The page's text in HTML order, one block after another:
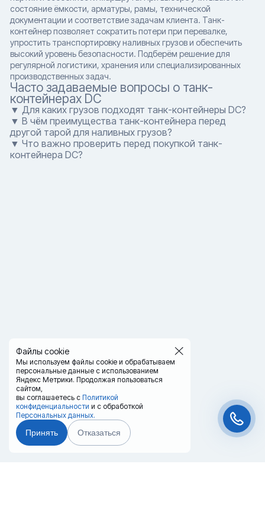
Файлы cookie
Мы используем файлы cookie и обрабатываем
персональные данные с использованием
Яндекс Метрики. Продолжая пользоваться
сайтом,
вы соглашаетесь с Политикой
конфиденциальности и с обработкой
Персональных данных.
Принять Отказаться
состояние ёмкости, арматуры, рамы, технической
документации и соответствие задачам клиента. Танк-
контейнер позволяет сократить потери при перевалке,
упростить транспортировку наливных грузов и обеспечить
высокий уровень безопасности. Подберём решение для
регулярной логистики, хранения или специализированных
производственных задач.
Часто задаваемые вопросы о танк-
контейнерах DC
▼ Для каких грузов подходят танк-контейнеры DC?
▼ В чём преимущества танк-контейнера перед
другой тарой для наливных грузов?
▼ Что важно проверить перед покупкой танк-
контейнера DC?